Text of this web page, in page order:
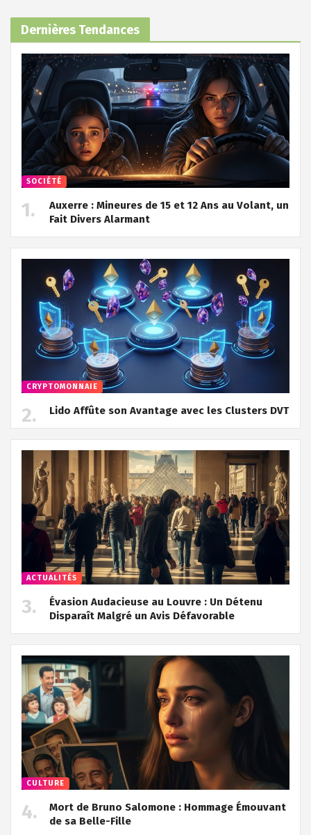
Dernières Tendances
SOCIÉTÉ
Auxerre : Mineures de 15 et 12 Ans au Volant, un
Fait Divers Alarmant
CRYPTOMONNAIE
Lido Affûte son Avantage avec les Clusters DVT
ACTUALITÉS
Évasion Audacieuse au Louvre : Un Détenu
Disparaît Malgré un Avis Défavorable
CULTURE
Mort de Bruno Salomone : Hommage Émouvant
de sa Belle-Fille